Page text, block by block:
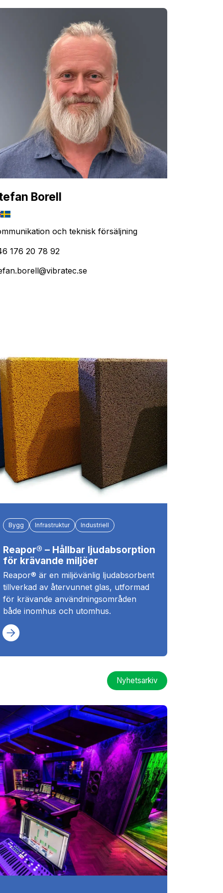
Borell
och teknisk försäljning
176 20 78 92
Bygg Infrastruktur Industriell
Reapor® – Hållbar ljudabsorption
för krävande miljöer
Reapor® är en miljövänlig ljudabsorbent
tillverkad av återvunnet glas, utformad
för krävande användningsområden
både inomhus och utomhus.
Nyhetsarkiv